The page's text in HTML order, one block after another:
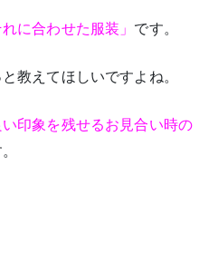
に合わせた服装」 です。
教えてほしいですよね。
印象を残せるお見合い時の